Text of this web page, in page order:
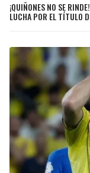
¡QUIÑONES NO SE
LUCHA POR EL TÍTULO